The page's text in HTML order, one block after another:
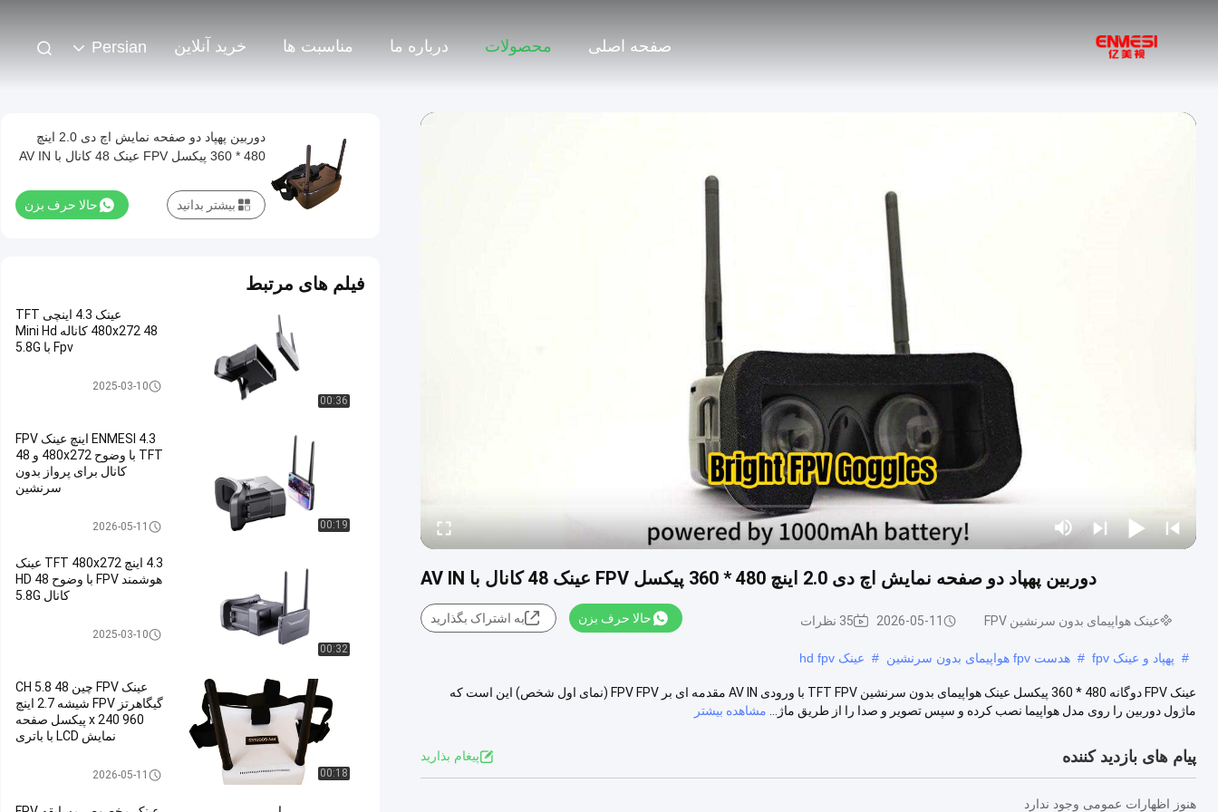
صفحه اصلی محصولات درباره ما مناسبت ها خرید آنلاین Persian
دوربین پهپاد دو صفحه نمایش اچ دی 2.0 اینچ 480 * 360 پیکسل FPV عینک 48 کانال با AV IN
عینک هواپیمای بدون سرنشین FPV 2026-05-11 35 نظرات حالا حرف بزن به اشتراک بگذارید
# پهپاد و عینک fpv # هدست fpv هواپیمای بدون سرنشین # عینک hd fpv
عینک FPV دوگانه 480 * 360 پیکسل عینک هواپیمای بدون سرنشین TFT FPV با ورودی AV IN مقدمه ای بر FPV FPV (نمای اول شخص) این است که
ماژول دوربین را روی مدل هواپیما نصب کرده و سپس تصویر و صدا را از طریق ماژ...
مشاهده بیشتر
پیام های بازدید کننده پيغام بذاريد
هنوز اظهارات عمومی وجود ندارد
دوربین پهپاد دو صفحه نمایش اچ دی 2.0 اینچ
480 * 360 پیکسل FPV عینک 48 کانال با AV IN
حالا حرف بزن بیشتر بدانید
فیلم های مرتبط
00:36
عینک 4.3 اینچی TFT
480x272 48 کاناله Mini Hd
Fpv با 5.8G
2025-03-10
00:19
ENMESI 4.3 اینچ عینک FPV
TFT با وضوح 480x272 و 48
کانال برای پرواز بدون
سرنشین
2026-05-11
00:32
4.3 اینچ TFT 480x272 عینک
هوشمند FPV با وضوح HD 48
کانال 5.8G
2025-03-10
00:18
عینک FPV چین 48 CH 5.8
گیگاهرتز FPV شیشه 2.7 اینچ
960 x 240 پیکسل صفحه
نمایش LCD با باتری
2026-05-11